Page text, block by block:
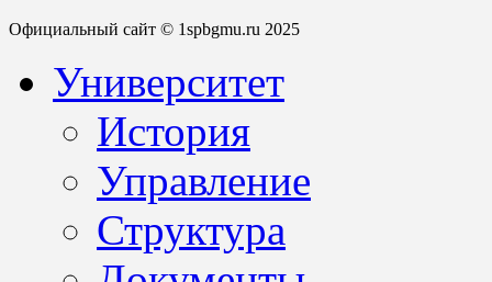
Официальный сайт © 1spbgmu.ru 2025
Университет
История
Управление
Структура